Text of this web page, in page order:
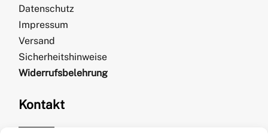
Datenschutz
Impressum
Versand
Sicherheitshinweise
Widerrufsbelehrung
Kontakt